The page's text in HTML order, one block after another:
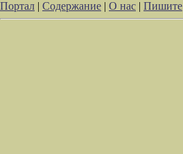
Портал | Содержание | О нас | Пишите